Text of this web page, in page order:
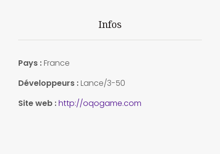
Infos
Pays :France
Développeurs :Lance/3-50
Site web :http://oqogame.com